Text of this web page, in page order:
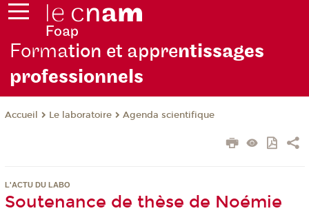
Formation et apprentissages
professionnels
Accueil Le laboratoire Agenda scientifique
L'ACTU DU LABO
Soutenance de thèse de Noémie